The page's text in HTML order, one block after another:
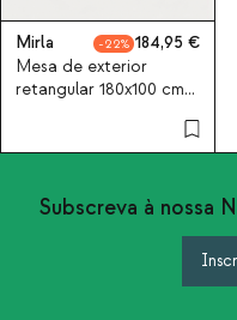
Mirla 22
184,95
Mesa de exterior
retangular 180x100 cm
Subscreva à nossa